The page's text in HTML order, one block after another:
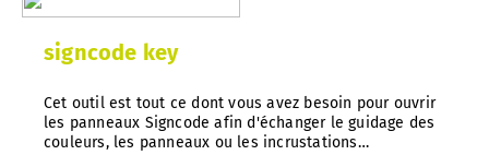
signcode key
Cet outil est tout ce dont vous avez besoin pour ouvrir
les panneaux Signcode afin d'échanger le guidage des
couleurs, les panneaux ou les incrustations